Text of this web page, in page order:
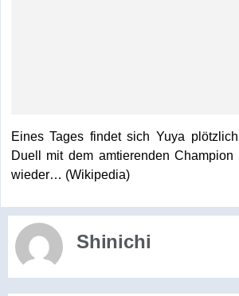
Eines Tages findet sich Yuya
Duell mit dem amtierenden
wieder… (Wikipedia)
Shinichi